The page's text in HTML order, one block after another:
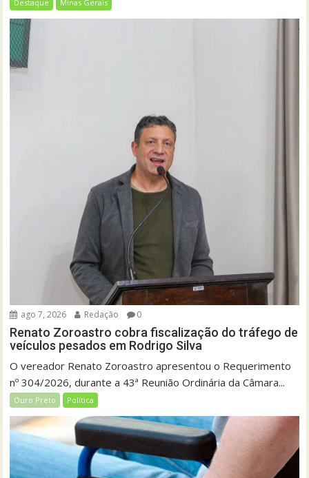
Destaque Minas Gerais
ago 7, 2026 Redação 0
Renato Zoroastro cobra fiscalização do tráfego de
veículos pesados em Rodrigo Silva
O vereador Renato Zoroastro apresentou o Requerimento
nº 304/2026, durante a 43ª Reunião Ordinária da Câmara...
Ouro Preto Política